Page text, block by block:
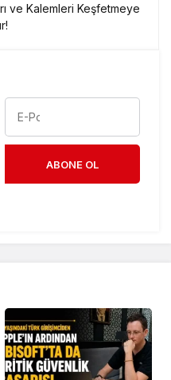
ve Kalemleri Keşfetmeye
ABONE OL